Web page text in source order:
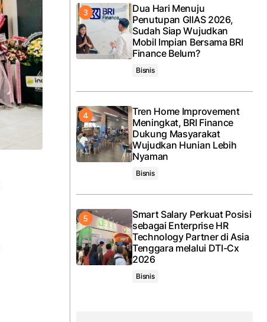
Dua Hari Menuju
Penutupan GIIAS 2026,
Sudah Siap Wujudkan
Mobil Impian Bersama BRI
Finance Belum?
Bisnis
Tren Home Improvement
Meningkat, BRI Finance
Dukung Masyarakat
Wujudkan Hunian Lebih
Nyaman
Bisnis
Smart Salary Perkuat Posisi
sebagai Enterprise HR
Technology Partner di Asia
Tenggara melalui DTI-Cx
2026
Bisnis